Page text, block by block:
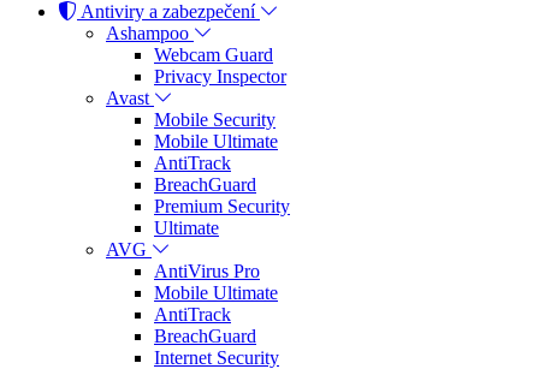
Antiviry a zabezpečení
Ashampoo
Webcam Guard
Privacy Inspector
Avast
Mobile Security
Mobile Ultimate
AntiTrack
BreachGuard
Premium Security
Ultimate
AVG
AntiVirus Pro
Mobile Ultimate
AntiTrack
BreachGuard
Internet Security